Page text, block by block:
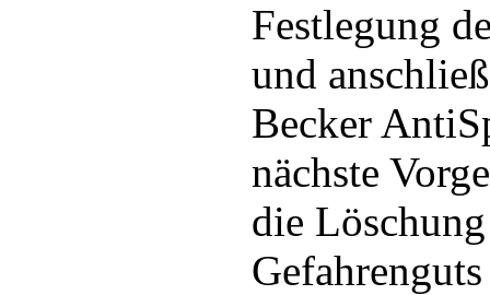
Festlegung
und
Becker
nächste
die